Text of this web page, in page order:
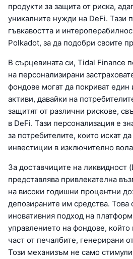
продукти за защита от риска,
уникалните нужди на DeFi. Тази
гъвкавостта и
Polkadot, за да подобри своите
В сърцевината си, Tidal Finance
на персонализирани
фондове могат да покриват
активи, давайки на
защитят от различни рискове,
в DeFi. Тази персонализация е
за потребителите, които искат
инвестиции в изключително
За доставчиците на ликвидност
представлява привлекателна
на високи годишни процентни
депозираните им средства. Това
иновативния подход на
управлението на фондове, който
част от печалбите, генерирани
Този механизъм не само